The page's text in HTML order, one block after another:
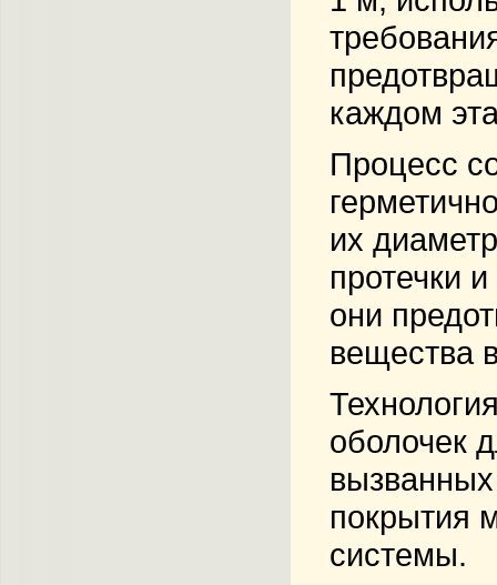
каждом
Процесс
их
протечки
они
вещества
оболочек
покрытия
системы.